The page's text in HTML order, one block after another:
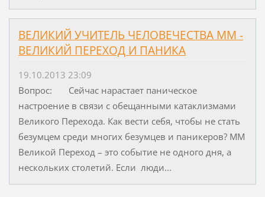
ВЕЛИКИЙ УЧИТЕЛЬ ЧЕЛОВЕЧЕСТВА ММ -
ВЕЛИКИЙ ПЕРЕХОД И ПАНИКА
19.10.2013 23:09
Вопрос: Сейчас нарастает паническое
настроение в связи с обещанными катаклизмами
Великого Перехода. Как вести себя, чтобы не стать
безумцем среди многих безумцев и паникеров? ММ
Великой Переход – это событие не одного дня, а
нескольких столетий. Если люди...